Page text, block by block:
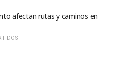
afectan rutas y caminos en